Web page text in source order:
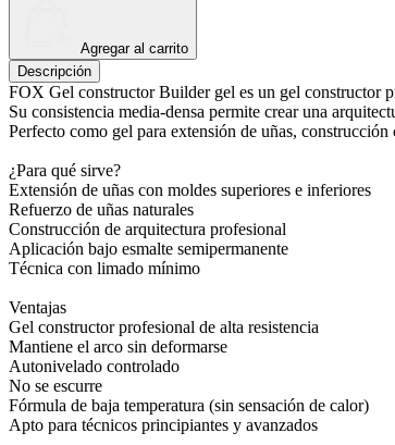
Agregar al carrito
Descripción
FOX Gel constructor Builder gel es un gel constructor
Su consistencia media-densa permite crear una
Perfecto como gel para extensión de uñas,
¿Para qué sirve?
Extensión de uñas con moldes superiores e inferiores
Refuerzo de uñas naturales
Construcción de arquitectura profesional
Aplicación bajo esmalte semipermanente
Técnica con limado mínimo
Ventajas
Gel constructor profesional de alta resistencia
Mantiene el arco sin deformarse
Autonivelado controlado
No se escurre
Fórmula de baja temperatura (sin sensación de calor)
Apto para técnicos principiantes y avanzados